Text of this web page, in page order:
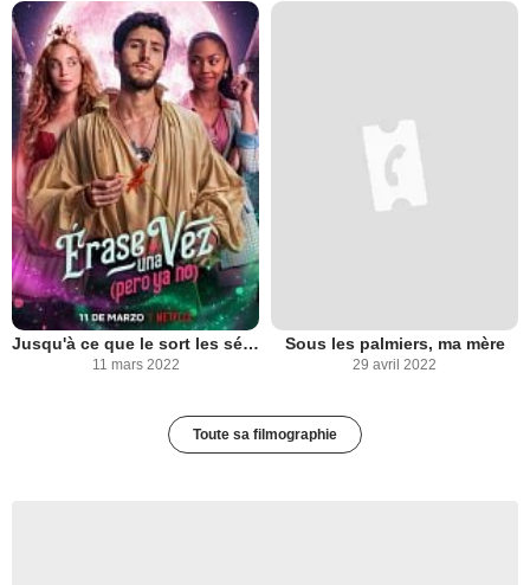
Jusqu'à ce que le sort les sépare
11 mars 2022
Sous les palmiers, ma mère
29 avril 2022
Toute sa filmographie